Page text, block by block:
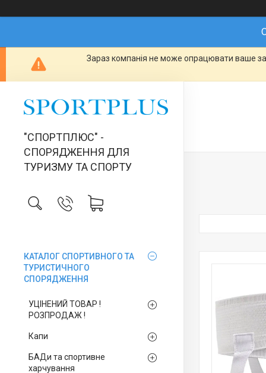
Зараз компанія не може опрацювати ваше
"СПОРТПЛЮС" -
СПОРЯДЖЕННЯ ДЛЯ
ТУРИЗМУ ТА СПОРТУ
КАТАЛОГ СПОРТИВНОГО ТА
ТУРИСТИЧНОГО
СПОРЯДЖЕННЯ
УЦІНЕНИЙ ТОВАР !
РОЗПРОДАЖ !
Капи
БАДи та спортивне
харчування